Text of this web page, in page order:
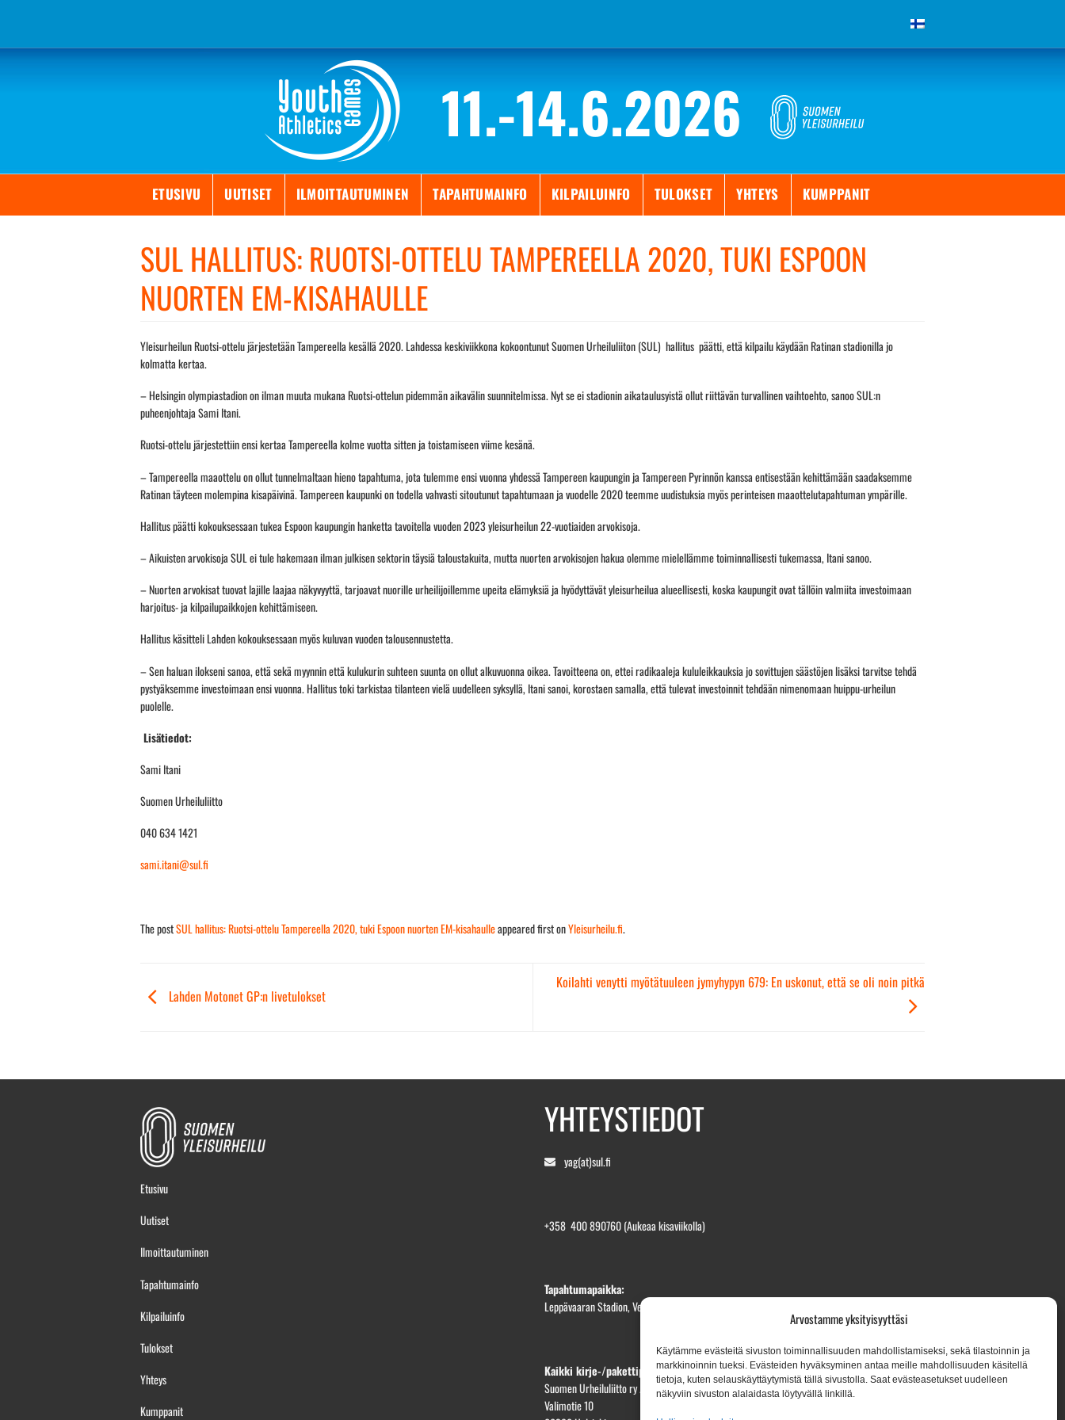
Arvostamme yksityisyyttäsi
Käytämme evästeitä sivuston toiminnallisuuden mahdollistamiseksi, sekä tilastoinnin ja
markkinoinnin tueksi. Evästeiden hyväksyminen antaa meille mahdollisuuden käsitellä
tietoja, kuten selauskäyttäytymistä tällä sivustolla. Saat evästeasetukset uudelleen
näkyviin sivuston alalaidasta löytyvällä linkillä.
content
11.-14.6.2026
ETUSIVU UUTISET ILMOITTAUTUMINEN TAPAHTUMAINFO KILPAILUINFO TULOKSET YHTEYS KUMPPANIT
SUL HALLITUS: RUOTSI-OTTELU TAMPEREELLA 2020, TUKI ESPOON
NUORTEN EM-KISAHAULLE
Yleisurheilun Ruotsi-ottelu järjestetään Tampereella kesällä 2020. Lahdessa keskiviikkona kokoontunut Suomen Urheiluliiton (SUL) hallitus päätti, että kilpailu käydään Ratinan stadionilla jo
kolmatta kertaa.
– Helsingin olympiastadion on ilman muuta mukana Ruotsi-ottelun pidemmän aikavälin suunnitelmissa. Nyt se ei stadionin aikataulusyistä ollut riittävän turvallinen vaihtoehto, sanoo SUL:n
puheenjohtaja Sami Itani.
Ruotsi-ottelu järjestettiin ensi kertaa Tampereella kolme vuotta sitten ja toistamiseen viime kesänä.
– Tampereella maaottelu on ollut tunnelmaltaan hieno tapahtuma, jota tulemme ensi vuonna yhdessä Tampereen kaupungin ja Tampereen Pyrinnön kanssa entisestään kehittämään saadaksemme
Ratinan täyteen molempina kisapäivinä. Tampereen kaupunki on todella vahvasti sitoutunut tapahtumaan ja vuodelle 2020 teemme uudistuksia myös perinteisen maaottelutapahtuman ympärille.
Hallitus päätti kokouksessaan tukea Espoon kaupungin hanketta tavoitella vuoden 2023 yleisurheilun 22-vuotiaiden arvokisoja.
– Aikuisten arvokisoja SUL ei tule hakemaan ilman julkisen sektorin täysiä taloustakuita, mutta nuorten arvokisojen hakua olemme mielellämme toiminnallisesti tukemassa, Itani sanoo.
– Nuorten arvokisat tuovat lajille laajaa näkyvyyttä, tarjoavat nuorille urheilijoillemme upeita elämyksiä ja hyödyttävät yleisurheilua alueellisesti, koska kaupungit ovat tällöin valmiita investoimaan
harjoitus- ja kilpailupaikkojen kehittämiseen.
Hallitus käsitteli Lahden kokouksessaan myös kuluvan vuoden talousennustetta.
– Sen haluan ilokseni sanoa, että sekä myynnin että kulukurin suhteen suunta on ollut alkuvuonna oikea. Tavoitteena on, ettei radikaaleja kululeikkauksia jo sovittujen säästöjen lisäksi tarvitse tehdä
pystyäksemme investoimaan ensi vuonna. Hallitus toki tarkistaa tilanteen vielä uudelleen syksyllä, Itani sanoi, korostaen samalla, että tulevat investoinnit tehdään nimenomaan huippu-urheilun
puolelle.
Lisätiedot:
Sami Itani
Suomen Urheiluliitto
040 634 1421
sami.itani@sul.fi
The postSUL hallitus: Ruotsi-ottelu Tampereella 2020, tuki Espoon nuorten EM-kisahaulleappeared first onYleisurheilu.fi.
Lahden Motonet GP:n livetulokset
Koilahti venytti myötätuuleen jymyhypyn 679: En uskonut, että se oli noin pitkä
Etusivu
Uutiset
Ilmoittautuminen
Tapahtumainfo
Kilpailuinfo
Tulokset
Yhteys
Kumppanit
YHTEYSTIEDOT
yag(at)sul.fi
+358 400 890760(Aukeaa kisaviikolla)
Tapahtumapaikka:
Leppävaaran Stadion, Veräjäpellonkatu 17, 02650 Espoo
Kaikki kirje-/pakettiposti osoitteeseen:
Suomen Urheiluliitto ry / YAG2026
Valimotie 10